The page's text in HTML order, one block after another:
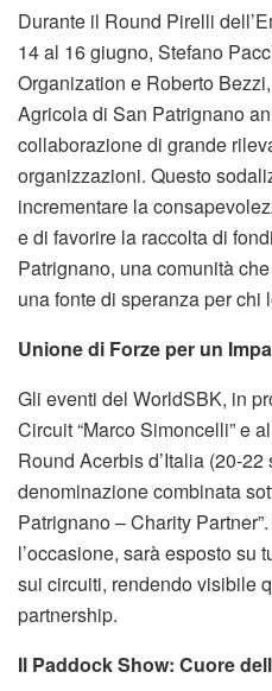
Durante il Round Pirelli
14 al 16 giugno, Stefano
Organization e Roberto
Agricola di San Patrignano
collaborazione di grande
organizzazioni. Questo
incrementare la
e di favorire la raccolta di
Patrignano, una comunità
una fonte di speranza per chi
Unione di Forze per un
Gli eventi del WorldSBK, in
Circuit “Marco Simoncelli” e
Round Acerbis d’Italia (20-
denominazione combinata
Patrignano – Charity
l’occasione, sarà esposto su
sui circuiti, rendendo visibile
partnership.
Il Paddock Show: Cuore